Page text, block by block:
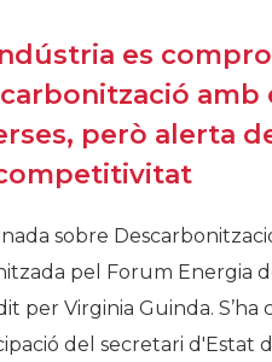
es
però alerta
sobre
pel Forum Energia
per Virginia Guinda.
del secretari d'Estat